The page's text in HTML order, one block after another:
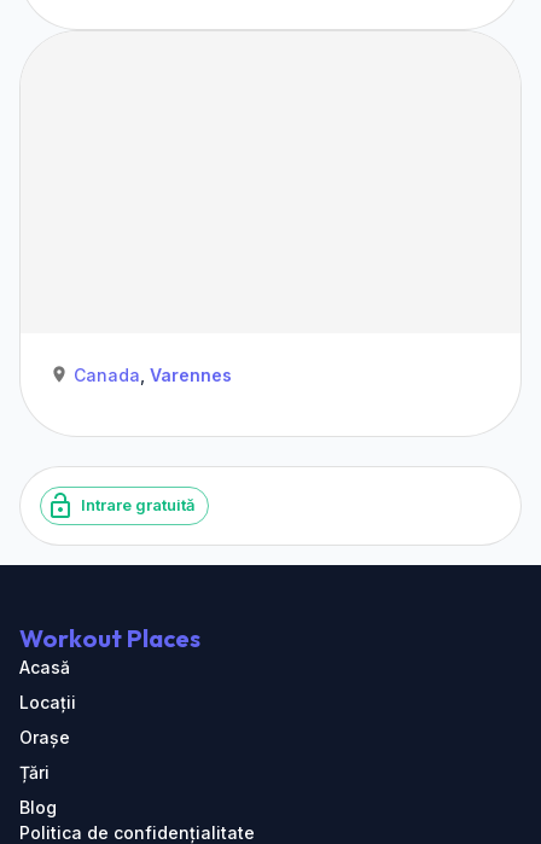
Canada Varennes
Intrare gratuită
Workout Places
Acasă
Locații
Orașe
Țări
Blog
Politica de confidențialitate